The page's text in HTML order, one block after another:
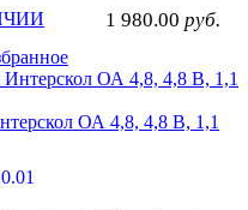
1 980.00 руб.
ОА 4,8, 4,8 В, 1,1